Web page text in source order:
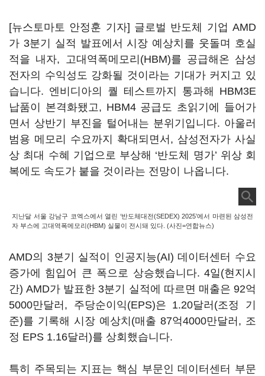
[뉴스토마토 안정훈 기자] 글로벌 반도체 기업 AMD
가 3분기 실적 발표에서 시장 예상치를 웃돌며 호실
적을 내자, 고대역폭메모리(HBM)를 공급해온 삼성
전자의 수익성도 강화될 것이라는 기대가 커지고 있
습니다. 엔비디아의 퀄 테스트까지 통과해 HBM3E
납품이 본격화됐고, HBM4 공급도 초읽기에 들어가
면서 상반기 부진을 털어내는 분위기입니다. 아울러
범용 메모리 수요까지 확대되면서, 삼성전자가 사실
상 최대 수혜 기업으로 부상해 ‘반도체 명가’ 위상 회
복에도 속도가 붙을 것이라는 전망이 나옵니다.
지난달 서울 강남구 코엑스에서 열린 ‘반도체대전(SEDEX) 2025’에서 마련된 삼성전
자 부스에 고대역폭메모리(HBM) 실물이 전시돼 있다. (사진=연합뉴스)
AMD의 3분기 실적이 인공지능(AI) 데이터센터 수요
증가에 힘입어 큰 폭으로 상승했습니다. 4일(현지시
간) AMD가 발표한 3분기 실적에 따르면 매출은 92억
5000만달러, 주당순이익(EPS)은 1.20달러(조정 기
준)를 기록해 시장 예상치(매출 87억4000만달러, 조
정 EPS 1.16달러)를 상회했습니다.
특히 주목되는 지표는 핵심 부문인 데이터센터 부문